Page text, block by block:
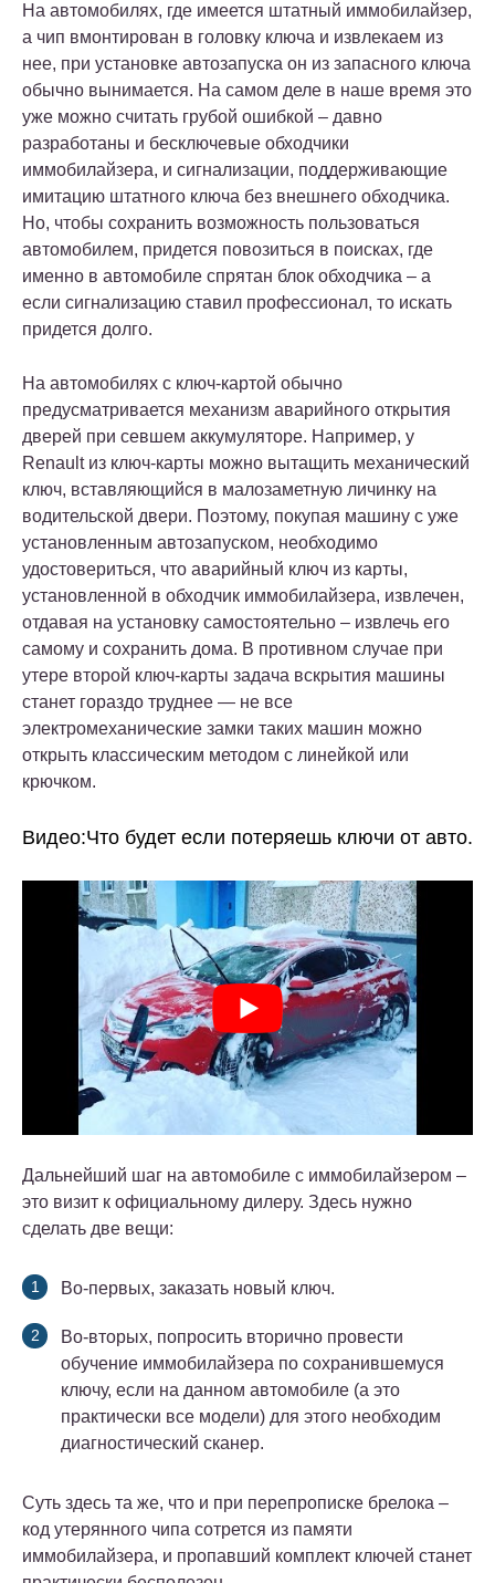
На автомобилях, где имеется штатный иммобилайзер,
а чип вмонтирован в головку ключа и извлекаем из
нее, при установке автозапуска он из запасного ключа
обычно вынимается. На самом деле в наше время это
уже можно считать грубой ошибкой – давно
разработаны и бесключевые обходчики
иммобилайзера, и сигнализации, поддерживающие
имитацию штатного ключа без внешнего обходчика.
Но, чтобы сохранить возможность пользоваться
автомобилем, придется повозиться в поисках, где
именно в автомобиле спрятан блок обходчика – а
если сигнализацию ставил профессионал, то искать
придется долго.
На автомобилях с ключ-картой обычно
предусматривается механизм аварийного открытия
дверей при севшем аккумуляторе. Например, у
Renault из ключ-карты можно вытащить механический
ключ, вставляющийся в малозаметную личинку на
водительской двери. Поэтому, покупая машину с уже
установленным автозапуском, необходимо
удостовериться, что аварийный ключ из карты,
установленной в обходчик иммобилайзера, извлечен,
отдавая на установку самостоятельно – извлечь его
самому и сохранить дома. В противном случае при
утере второй ключ-карты задача вскрытия машины
станет гораздо труднее — не все
электромеханические замки таких машин можно
открыть классическим методом с линейкой или
крючком.
Видео:Что будет если потеряешь ключи от авто.
Дальнейший шаг на автомобиле с иммобилайзером –
это визит к официальному дилеру. Здесь нужно
сделать две вещи:
Во-первых, заказать новый ключ.
Во-вторых, попросить вторично провести
обучение иммобилайзера по сохранившемуся
ключу, если на данном автомобиле (а это
практически все модели) для этого необходим
диагностический сканер.
Суть здесь та же, что и при перепрописке брелока –
код утерянного чипа сотрется из памяти
иммобилайзера, и пропавший комплект ключей станет